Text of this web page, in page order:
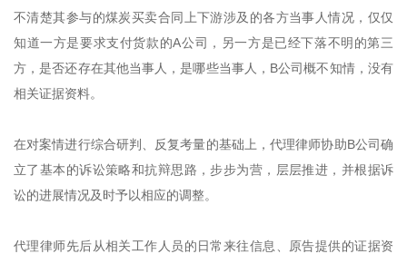
不清楚其参与的煤炭买卖合同上下游涉及的各方当事人情况，仅仅
知道一方是要求支付货款的A公司，另一方是已经下落不明的第三
方，是否还存在其他当事人，是哪些当事人，B公司概不知情，没有
相关证据资料。
在对案情进行综合研判、反复考量的基础上，代理律师协助B公司确
立了基本的诉讼策略和抗辩思路，步步为营，层层推进，并根据诉
讼的进展情况及时予以相应的调整。
代理律师先后从相关工作人员的日常来往信息、原告提供的证据资